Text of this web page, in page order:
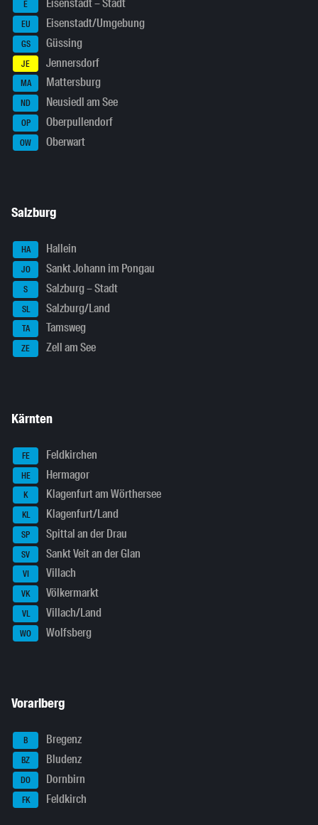
E Eisenstadt – Stadt
EU Eisenstadt/Umgebung
GS Güssing
JE Jennersdorf
MA Mattersburg
ND Neusiedl am See
OP Oberpullendorf
OW Oberwart
Salzburg
HA Hallein
JO Sankt Johann im Pongau
S Salzburg – Stadt
SL Salzburg/Land
TA Tamsweg
ZE Zell am See
Kärnten
FE Feldkirchen
HE Hermagor
K Klagenfurt am Wörthersee
KL Klagenfurt/Land
SP Spittal an der Drau
SV Sankt Veit an der Glan
VI Villach
VK Völkermarkt
VL Villach/Land
WO Wolfsberg
Vorarlberg
B Bregenz
BZ Bludenz
DO Dornbirn
FK Feldkirch